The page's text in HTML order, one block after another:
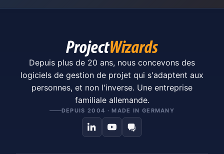
Depuis plus de 20 ans, nous concevons des
logiciels de gestion de projet qui s'adaptent aux
personnes, et non l'inverse. Une entreprise
familiale allemande.
DEPUIS 2004 · MADE IN GERMANY